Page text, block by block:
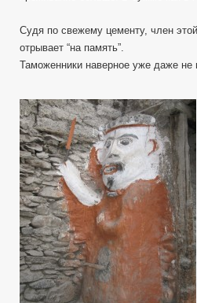
Судя по свежему цементу, член
отрывает “на память”.
Таможенники наверное уже даже